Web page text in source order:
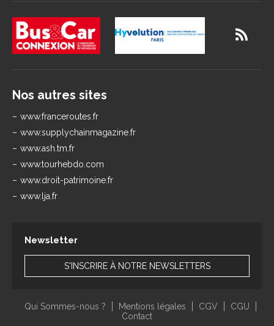
Nos autres sites
www.franceroutes.fr
www.supplychainmagazine.fr
www.ash.tm.fr
www.tourhebdo.com
www.droit-patrimoine.fr
www.lja.fr
Newsletter
S'INSCRIRE À NOTRE NEWSLETTERS
Qui Sommes-nous ? Mentions légales CGV
CGU
Contact